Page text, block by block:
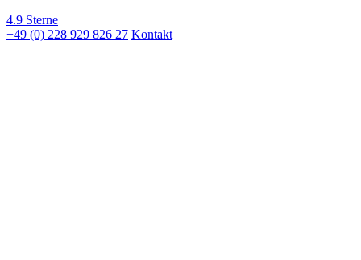
4.9 Sterne
+49 (0) 228 929 826 27 Kontakt